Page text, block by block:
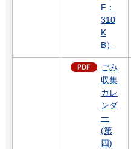
F：
310
K
B）
ごみ
収集
カレ
ンダ
ー
(第
四)